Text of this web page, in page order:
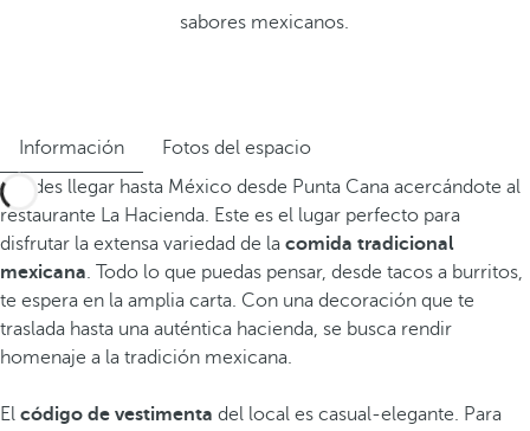
sabores mexicanos.
Información
Fotos del espacio
Puedes llegar hasta México desde Punta Cana acercándote al
restaurante La Hacienda. Este es el lugar perfecto para
disfrutar la extensa variedad de la comida tradicional
mexicana. Todo lo que puedas pensar, desde tacos a burritos,
te espera en la amplia carta. Con una decoración que te
traslada hasta una auténtica hacienda, se busca rendir
homenaje a la tradición mexicana.
El código de vestimenta del local es casual-elegante. Para